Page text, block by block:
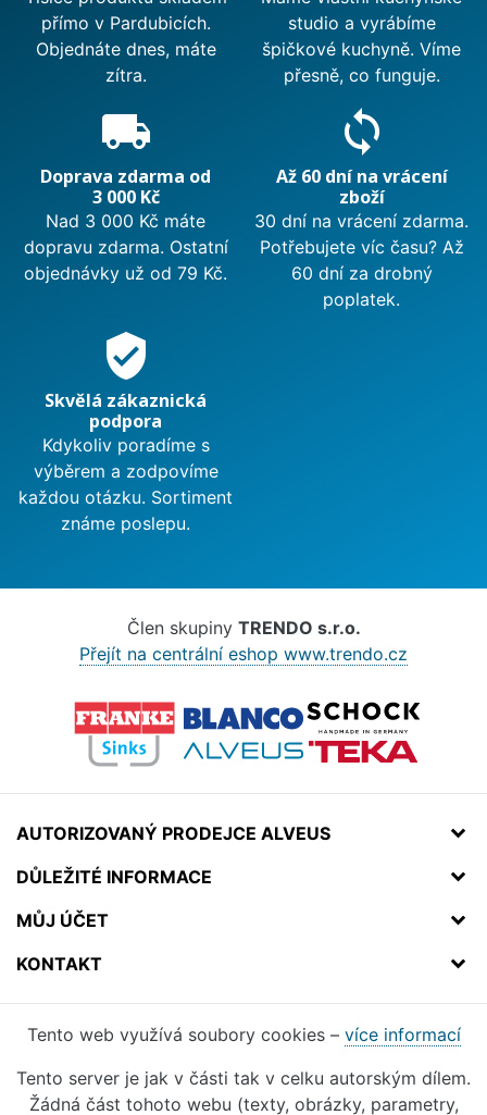
přímo v Pardubicích.
Objednáte dnes, máte
zítra.
studio a vyrábíme
špičkové kuchyně. Víme
přesně, co funguje.
local_shipping
Doprava zdarma od
3 000 Kč
Nad 3 000 Kč máte
dopravu zdarma. Ostatní
objednávky už od 79 Kč.
sync
Až 60 dní na vrácení
zboží
30 dní na vrácení zdarma.
Potřebujete víc času? Až
60 dní za drobný
poplatek.
verified_user
Skvělá zákaznická
podpora
Kdykoliv poradíme s
výběrem a zodpovíme
každou otázku. Sortiment
známe poslepu.
Člen skupiny TRENDO s.r.o.
Přejít na centrální eshop www.trendo.cz
AUTORIZOVANÝ PRODEJCE ALVEUS
DŮLEŽITÉ INFORMACE
MŮJ ÚČET
KONTAKT
Tento web využívá soubory cookies – více informací
Tento server je jak v části tak v celku autorským dílem.
Žádná část tohoto webu (texty, obrázky, parametry,